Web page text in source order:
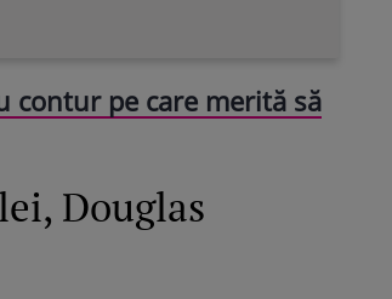
contur pe care merită să
Douglas